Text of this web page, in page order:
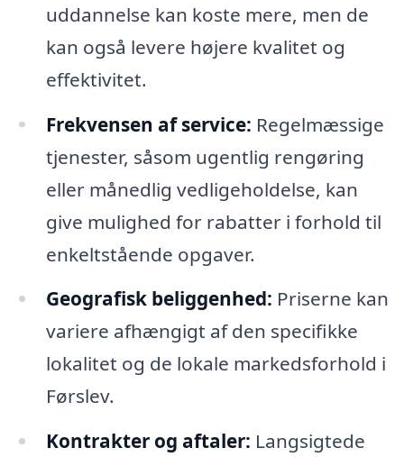
uddannelse kan koste mere, men de
kan også levere højere kvalitet og
effektivitet.
Frekvensen af service: Regelmæssige
tjenester, såsom ugentlig rengøring
eller månedlig vedligeholdelse, kan
give mulighed for rabatter i forhold til
enkeltstående opgaver.
Geografisk beliggenhed: Priserne kan
variere afhængigt af den specifikke
lokalitet og de lokale markedsforhold i
Førslev.
Kontrakter og aftaler: Langsigtede